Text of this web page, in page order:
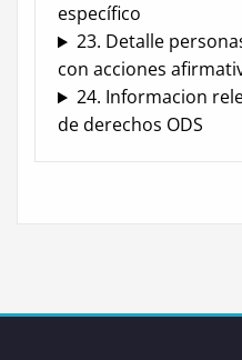
específico
23. Detalle
con acciones
24. Informacion
de derechos ODS